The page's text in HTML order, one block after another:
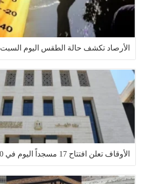
الأرصاد تكشف حالة الطقس اليوم السبت 8 أغسطس 2026
الأوقاف تعلن افتتاح 17 مسجداً اليوم في 10 محافظات